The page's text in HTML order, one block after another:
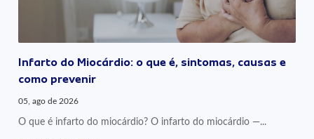
Infarto do Miocárdio: o que é, sintomas, causas e
como prevenir
05, ago de 2026
O que é infarto do miocárdio? O infarto do miocárdio —...